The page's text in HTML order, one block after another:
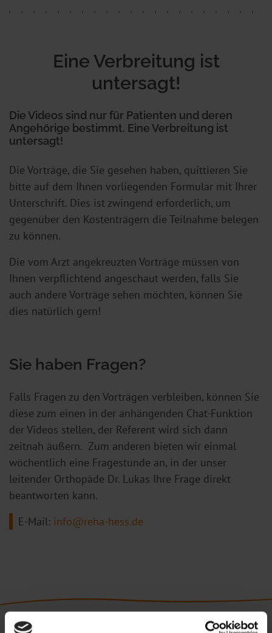
Eine Verbreitung ist
untersagt!
Die Videos sind nur für Patienten und deren
Angehörige bestimmt. Eine Verbreitung ist
untersagt!
Die Vorträge, die Sie gesehen haben, quittieren Sie
bitte auf dem Ihnen vorliegenden Formular mit Ihrer
Unterschrift. Dies ist zwingend erforderlich, um
gegenüber den Kostenträgern die Teilnahme belegen
zu können.
Die vom Arzt angekreuzten Vorträge müssen von
Ihnen verpflichtend angeschaut werden, falls Sie
auch andere Vorträge sehen möchten, können Sie
dies natürlich gern!
Sie haben Fragen?
Falls Fragen zu den Vorträgen verbleiben, können Sie
diese zum einen in der anhängenden Chat-Funktion
der Videos stellen, der Referent wird sich dann
zeitnah äußern. Zum anderen bieten wir einmal
wöchentlich eine Fragestunde an, in der unser
leitender Orthopäde Dr. Lukas Ihre Frage direkt
beantworten kann.
E-Mail: info@reha-hess.de